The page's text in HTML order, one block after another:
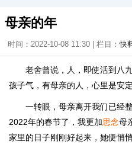
母亲的年
时间：2022-10-08 11:30 | 栏目：快
老舍曾说，人，即使活到八
孩子气，有母亲的人，心里是安定
一转眼，母亲离开我们已经
2022年的春节了，我更加思念母
家里的日子刚刚好起来，她便悄